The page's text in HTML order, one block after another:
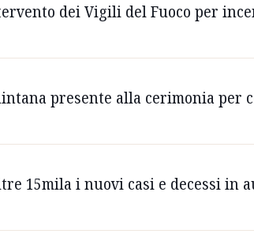
dei Vigili del Fuoco per
presente alla cerimonia per
15mila i nuovi casi e decessi in